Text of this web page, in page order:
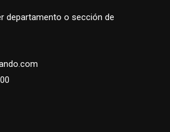
departamento o sección de